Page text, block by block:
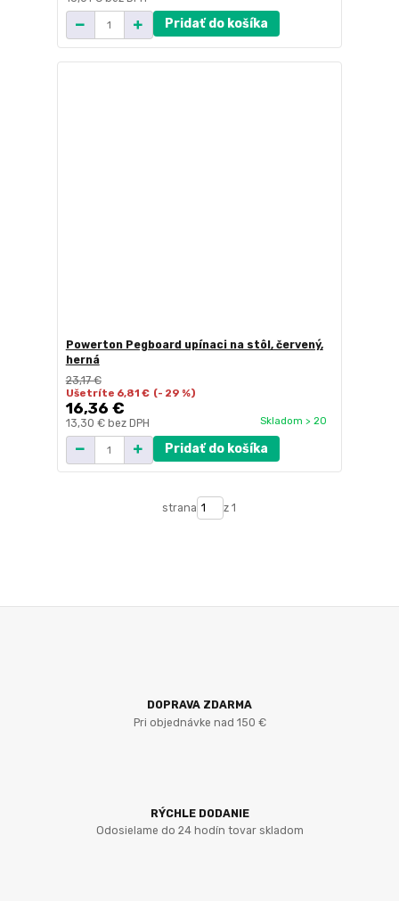
Pridať do košíka
Powerton Pegboard upínaci na stôl, červený,
herná
23,17 €
Ušetríte 6,81 € (- 29 %)
16,36 €
13,30 € bez DPH Skladom > 20
Pridať do košíka
strana z 1
DOPRAVA ZDARMA
Pri objednávke nad 150 €
RÝCHLE DODANIE
Odosielame do 24 hodín tovar skladom